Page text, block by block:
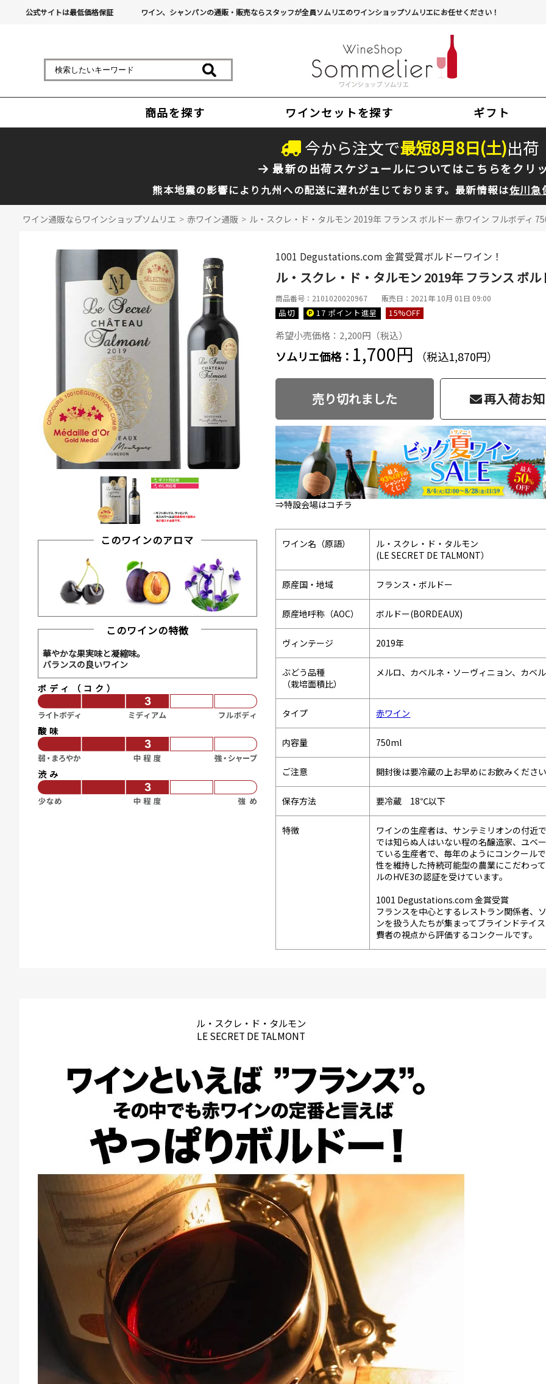
公式サイトは最低価格保証 ワイン、シャンパンの通販・販売ならスタッフが全員ソムリエのワインショップソムリエにお任せください！
商品を探す ワインセットを探す ギフト
今から注文で最短8月8日(土)出荷
最新の出荷スケジュールについてはこちらをクリ
熊本地震の影響により九州への配送に遅れが生じております。最新情報は佐川急
ワイン通販ならワインショップソムリエ > 赤ワイン通販 > ル・スクレ・ド・タルモン 2019年 フランス ボルドー 赤ワイン フルボディ
このワインのアロマ
このワインの特徴
華やかな果実味と凝縮味。
バランスの良いワイン
ボディ（コク）
酸味
渋み
1001 Degustations.com 金賞受賞ボルドーワイン！
ル・スクレ・ド・タルモン 2019年 フランス ボ
商品番号：2101020020967 販売日：2021年 10月 01日 09:00
品切 17 ポイント進呈 15%OFF
希望小売価格：2,200円（税込）
ソムリエ価格： 1,700円 （税込1,870円）
売り切れました 再入荷お
⇒特設会場はコチラ
ワイン名（原語）
ル・スクレ・ド・タルモン
(LE SECRET DE TALMONT）
原産国・地域 フランス・ボルドー
原産地呼称（AOC） ボルドー(BORDEAUX)
ヴィンテージ 2019年
ぶどう品種
（栽培面積比）
メルロ、カベルネ・ソーヴィニョン、カベ
タイプ 赤ワイン
内容量 750ml
ご注意 開封後は要冷蔵の上お早めにお飲みください
保存方法 要冷蔵 18℃以下
特徴
ワインの生産者は、サンテミリオンの付近
では知らぬ人はいない程の名醸造家、ユベ
ている生産者で、毎年のようにコンクール
性を維持した持続可能型の農業にこだわっ
ルのHVE3の認証を受けています。
1001 Degustations.com 金賞受賞
フランスを中心とするレストラン関係者、
ンを扱う人たちが集まってブラインドテイ
費者の視点から評価するコンクールです。
ル・スクレ・ド・タルモン
LE SECRET DE TALMONT